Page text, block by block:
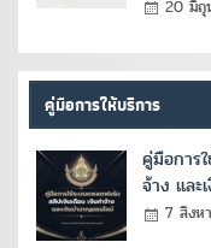
20 มิถุ
คู่มือการให้บริการ
คู่มือการ
จ้าง และ
7 สิงห